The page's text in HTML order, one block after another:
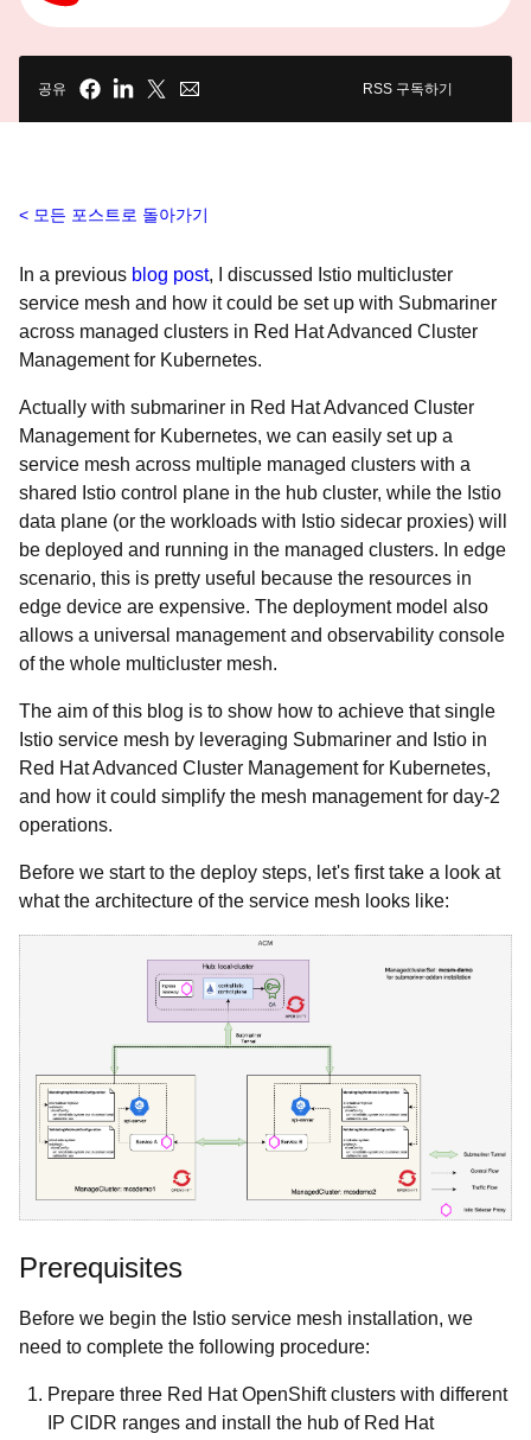
공유 RSS 구독하기
모든 포스트로 돌아가기
In a previous blog post, I discussed Istio multicluster
service mesh and how it could be set up with Submariner
across managed clusters in Red Hat Advanced Cluster
Management for Kubernetes.
Actually with submariner in Red Hat Advanced Cluster
Management for Kubernetes, we can easily set up a
service mesh across multiple managed clusters with a
shared Istio control plane in the hub cluster, while the Istio
data plane (or the workloads with Istio sidecar proxies) will
be deployed and running in the managed clusters. In edge
scenario, this is pretty useful because the resources in
edge device are expensive. The deployment model also
allows a universal management and observability console
of the whole multicluster mesh.
The aim of this blog is to show how to achieve that single
Istio service mesh by leveraging Submariner and Istio in
Red Hat Advanced Cluster Management for Kubernetes,
and how it could simplify the mesh management for day-2
operations.
Before we start to the deploy steps, let's first take a look at
what the architecture of the service mesh looks like:
Prerequisites
Before we begin the Istio service mesh installation, we
need to complete the following procedure:
Prepare three Red Hat OpenShift clusters with different
IP CIDR ranges and install the hub of Red Hat